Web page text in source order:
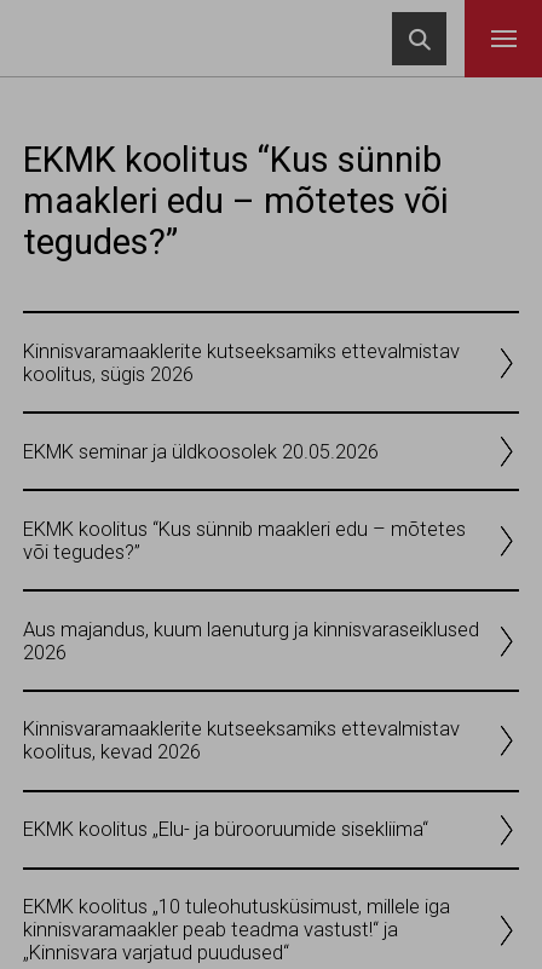

EKMK koolitus “Kus sünnib
maakleri edu – mõtetes või
tegudes?”
Kinnisvaramaaklerite kutseeksamiks ettevalmistav
koolitus, sügis 2026
EKMK seminar ja üldkoosolek 20.05.2026
EKMK koolitus “Kus sünnib maakleri edu – mõtetes
või tegudes?”
Aus majandus, kuum laenuturg ja kinnisvaraseiklused
2026
Kinnisvaramaaklerite kutseeksamiks ettevalmistav
koolitus, kevad 2026
EKMK koolitus „Elu- ja bürooruumide sisekliima“
EKMK koolitus „10 tuleohutusküsimust, millele iga
kinnisvaramaakler peab teadma vastust!“ ja
„Kinnisvara varjatud puudused“